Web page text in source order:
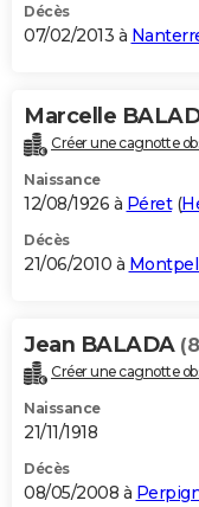
Décès
07/02/2013 à
Marcelle
Créer une cagnotte
Naissance
12/08/1926 à Péret(
Décès
21/06/2010 à
Jean BALADA
Créer une cagnotte
Naissance
21/11/1918
Décès
08/05/2008 à